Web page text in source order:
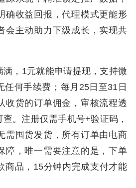
确收益回报，代理模式更能形
会主动助力下级成长，实现共
满，1元就能申请提现，支持微
任何手续费；每月25日至31日
收货的订单佣金，审核流程透
。注册仅需手机号+验证码，
需囤货发货，所有订单由电商
障，唯一需要注意的是，下单
商品，15分钟内完成支付才能